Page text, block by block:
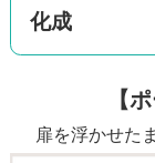
化成
【
扉を浮かせた